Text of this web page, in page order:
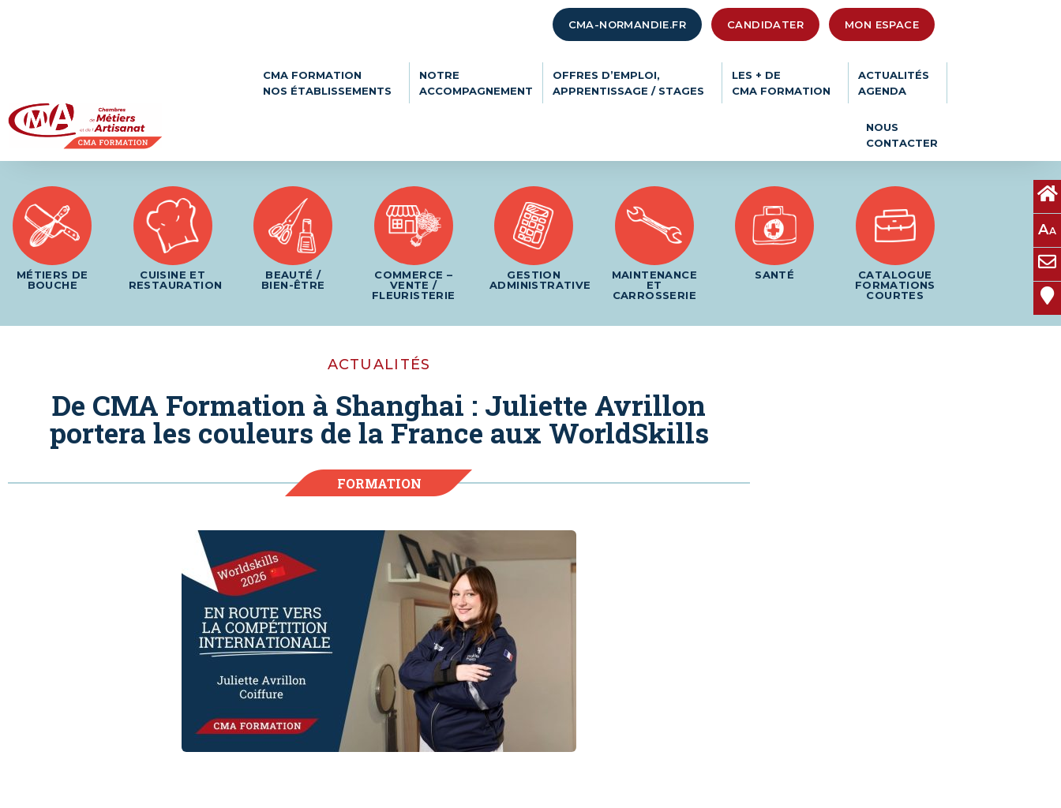
CMA-NORMANDIE.FR CANDIDATER MON ESPACE
CMA FORMATION
NOS ÉTABLISSEMENTS
NOTRE
ACCOMPAGNEMENT
OFFRES D’EMPLOI,
APPRENTISSAGE / STAGES
LES + DE
CMA FORMATION
ACTUALITÉS
AGENDA
NOUS
CONTACTER
MÉTIERS DE
BOUCHE
CUISINE ET
RESTAURATION
BEAUTÉ /
BIEN-ÊTRE
COMMERCE –
VENTE /
FLEURISTERIE
GESTION
ADMINISTRATIVE
MAINTENANCE
ET
CARROSSERIE
SANTÉ
CATALOGUE
FORMATIONS
COURTES
AA
ACTUALITÉS
De CMA Formation à Shanghai : Juliette Avrillon
portera les couleurs de la France aux WorldSkills
FORMATION